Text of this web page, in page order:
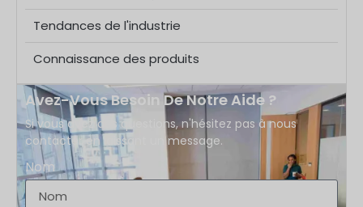
Tendances de l'industrie
Connaissance des produits
Avez-Vous Besoin De Notre Aide ?
Si vous avez des questions, n'hésitez pas à nous
contacter en laissant un message.
Nom
parties utilisée pour associer les récipients et les